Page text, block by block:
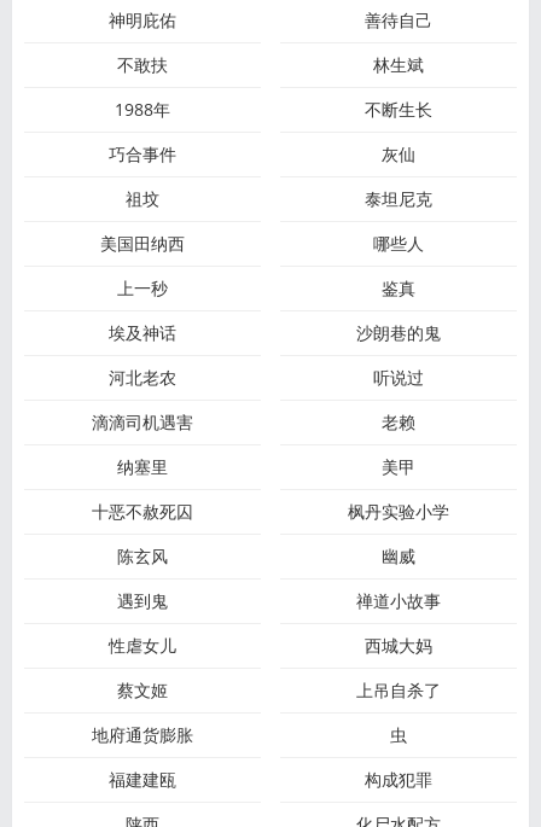
神明庇佑
善待自己
不敢扶
林生斌
1988年
不断生长
巧合事件
灰仙
祖坟
泰坦尼克
美国田纳西
哪些人
上一秒
鉴真
埃及神话
沙朗巷的鬼
河北老农
听说过
滴滴司机遇害
老赖
纳塞里
美甲
十恶不赦死囚
枫丹实验小学
陈玄风
幽威
遇到鬼
禅道小故事
性虐女儿
西城大妈
蔡文姬
上吊自杀了
地府通货膨胀
虫
福建建瓯
构成犯罪